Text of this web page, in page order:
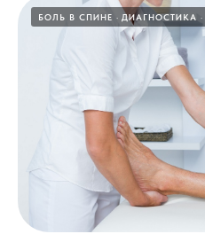
БОЛЬ В СПИНЕ ДИАГНОСТИКА